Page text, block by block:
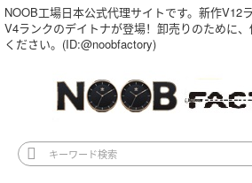
NOOB工場日本公式代理サイトです。新作V12
V4ランクのデイトナが登場！卸売りのために
ください。(ID:@noobfactory)